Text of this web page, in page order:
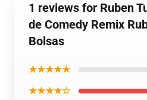
1 reviews for Ruben
de Comedy Remix
Bolsas
★★★★★
★★★★☆